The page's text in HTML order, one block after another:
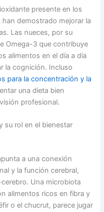
presente en los
demostrado mejorar la
Las nueces, por su
Omega-3 que contribuye
alimentos en el día a día
la cognición. Incluso
para la concentración y la
una dieta bien
profesional.
su rol en el bienestar
a una conexión
y la función cerebral,
Una microbiota
alimentos ricos en fibra y
o el chucrut, parece jugar